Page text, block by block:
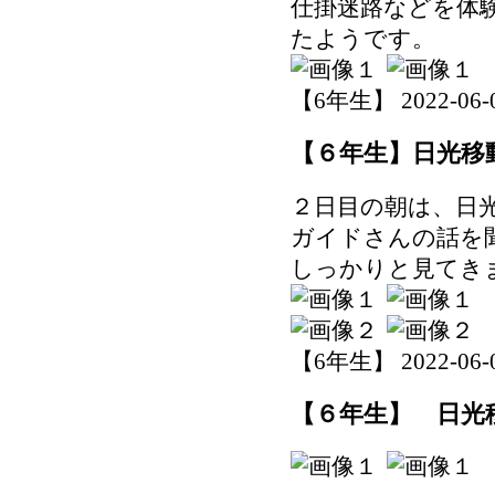
仕掛迷路などを体
たようです。
【6年生】 2022-
【６年生】日光
２日目の朝は、日
ガイドさんの話を
しっかりと見てき
【6年生】 2022-
【６年生】 日光